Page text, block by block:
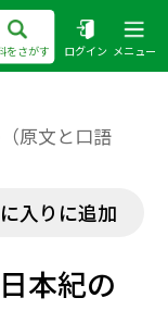
をさがす ログイン メニュー
原文と口語
入りに追加
本紀の